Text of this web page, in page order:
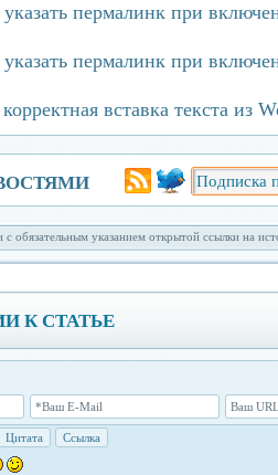
пермалинк при
пермалинк при
вставка текста из
с обязательным указанием открытой ссылки на
К СТАТЬЕ
*Ваш E-Mail Ваш
Цитата Ссылка